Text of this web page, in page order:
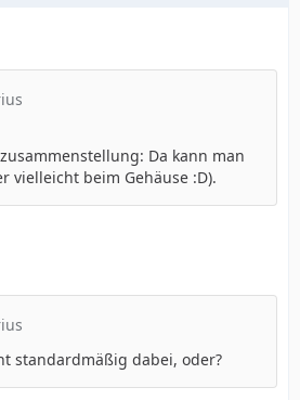
Da kann man
vielleicht beim Gehäuse :D).
standardmäßig dabei, oder?